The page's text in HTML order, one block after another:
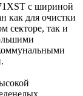
с шириной
как для очистки
секторе, так и